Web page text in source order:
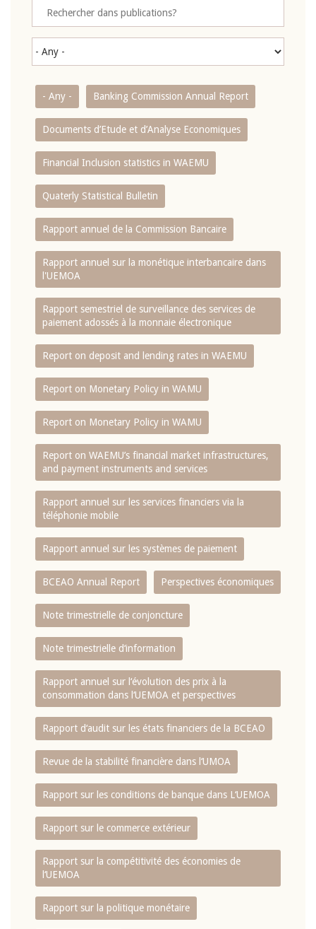
- Any - Banking Commission Annual Report
Documents d’Etude et d’Analyse Economiques
Financial Inclusion statistics in WAEMU
Quaterly Statistical Bulletin
Rapport annuel de la Commission Bancaire
Rapport annuel sur la monétique interbancaire dans
l'UEMOA
Rapport semestriel de surveillance des services de
paiement adossés à la monnaie électronique
Report on deposit and lending rates in WAEMU
Report on Monetary Policy in WAMU
Report on Monetary Policy in WAMU
Report on WAEMU’s financial market infrastructures,
and payment instruments and services
Rapport annuel sur les services financiers via la
téléphonie mobile
Rapport annuel sur les systèmes de paiement
BCEAO Annual Report Perspectives économiques
Note trimestrielle de conjoncture
Note trimestrielle d‘information
Rapport annuel sur l‘évolution des prix à la
consommation dans l‘UEMOA et perspectives
Rapport d‘audit sur les états financiers de la BCEAO
Revue de la stabilité financière dans l‘UMOA
Rapport sur les conditions de banque dans L‘UEMOA
Rapport sur le commerce extérieur
Rapport sur la compétitivité des économies de
l‘UEMOA
Rapport sur la politique monétaire